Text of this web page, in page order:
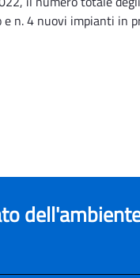
n. 4 nuovi impianti in